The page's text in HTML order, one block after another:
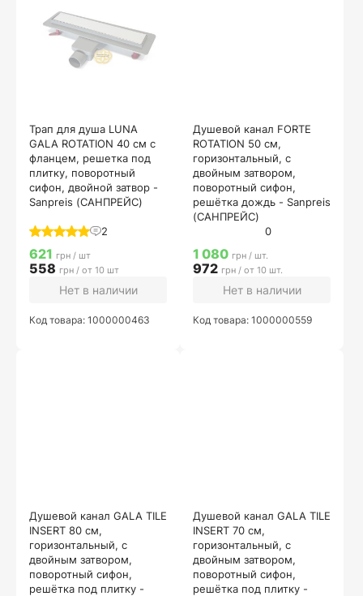
Трап для душа LUNA
GALA ROTATION 40 см с
фланцем, решетка под
плитку, поворотный
сифон, двойной затвор -
Sanpreis (САНПРЕЙС)
2
621 грн / шт
558 грн / от 10 шт
Нет в наличии
Код товара: 1000000463
Душевой канал FORTE
ROTATION 50 см,
горизонтальный, с
двойным затвором,
поворотный сифон,
решётка дождь - Sanpreis
(САНПРЕЙС)
0
1 080 грн / шт.
972 грн / от 10 шт.
Нет в наличии
Код товара: 1000000559
Душевой канал GALA TILE
INSERT 80 см,
горизонтальный, с
двойным затвором,
поворотный сифон,
решётка под плитку -
Душевой канал GALA TILE
INSERT 70 см,
горизонтальный, с
двойным затвором,
поворотный сифон,
решётка под плитку -